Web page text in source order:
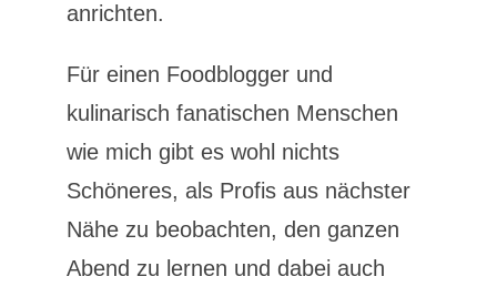
anrichten.
Für einen Foodblogger und
kulinarisch fanatischen Menschen
wie mich gibt es wohl nichts
Schöneres, als Profis aus nächster
Nähe zu beobachten, den ganzen
Abend zu lernen und dabei auch